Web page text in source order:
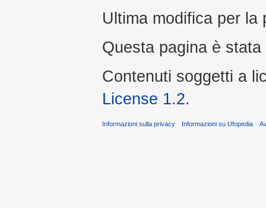
Ultima modifica per la
Questa pagina è
Contenuti soggetti a
License 1.2.
Informazioni sulla privacy Informazioni su Ufopedia